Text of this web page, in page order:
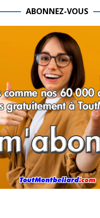
ABONNEZ-VOUS